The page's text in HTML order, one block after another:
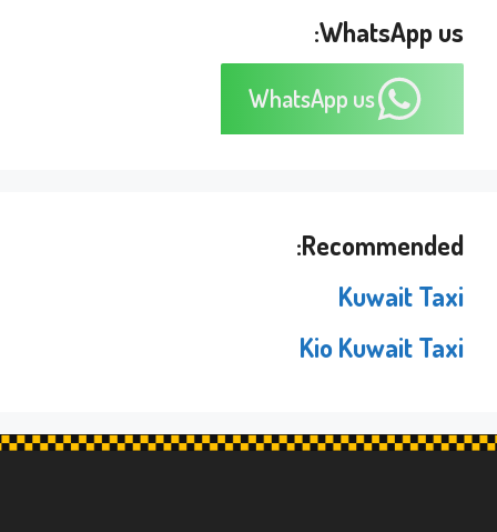
WhatsApp us:
WhatsApp us
Recommended:
Kuwait Taxi
Kio Kuwait Taxi